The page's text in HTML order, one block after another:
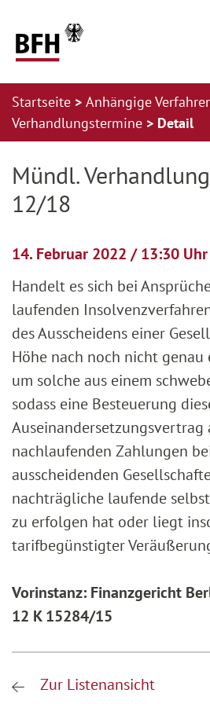
Startseite
Anhängige
Verhandlungstermine
Detail
Mündl.
12/18
14. Februar 2022 / 13:30 Uhr
Handelt es sich bei
laufenden
des Ausscheidens einer
Höhe nach noch nicht
um solche aus einem
sodass eine Besteuerung
nachlaufenden Zahlungen
ausscheidenden
nachträgliche laufende
zu erfolgen hat oder liegt
tarifbegünstigter
Vorinstanz: Finanzgericht
12 K 15284/15
Zur Listenansicht